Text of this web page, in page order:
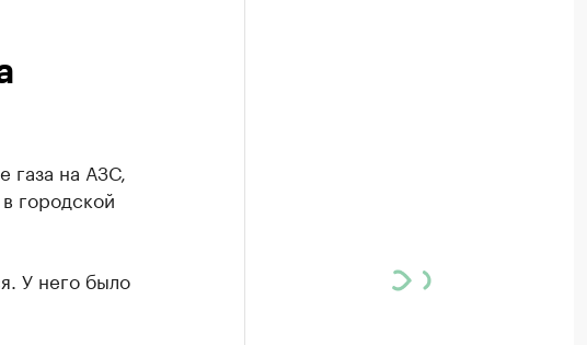
газа на АЗС,
городской
У него было